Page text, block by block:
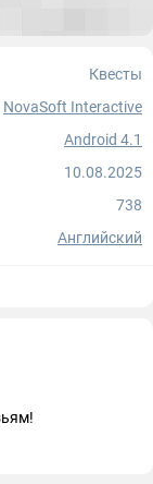
Квесты
NovaSoft Interactive
Android 4.1
10.08.2025
738
Английский